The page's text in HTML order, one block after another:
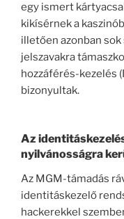
egy ismert
kikísérnek a
illetően azonban
jelszavakra
hozzáférés-kezelés
bizonyultak.
Az
nyilvánosságra
Az MGM-támadás
identitáskezelő
hackerekkel